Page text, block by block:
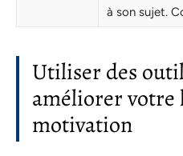
à son sujet.
Utiliser des
améliorer votre
motivation